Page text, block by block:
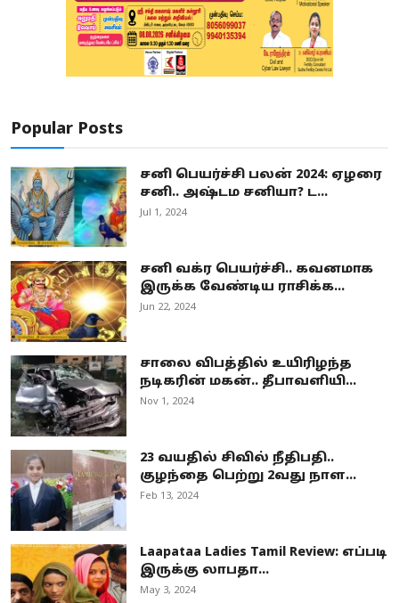
Popular Posts
சனி பெயர்ச்சி பலன் 2024: ஏழரை
சனி.. அஷ்டம சனியா? ட...
Jul 1, 2024
சனி வக்ர பெயர்ச்சி.. கவனமாக
இருக்க வேண்டிய ராசிக்க...
Jun 22, 2024
சாலை விபத்தில் உயிரிழந்த
நடிகரின் மகன்.. தீபாவளியி...
Nov 1, 2024
23 வயதில் சிவில் நீதிபதி..
குழந்தை பெற்று 2வது நாள...
Feb 13, 2024
Laapataa Ladies Tamil Review: எப்படி
இருக்கு லாபதா...
May 3, 2024